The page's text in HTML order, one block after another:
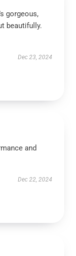
gorgeous,
beautifully.
Dec 23, 2024
and
Dec 22, 2024